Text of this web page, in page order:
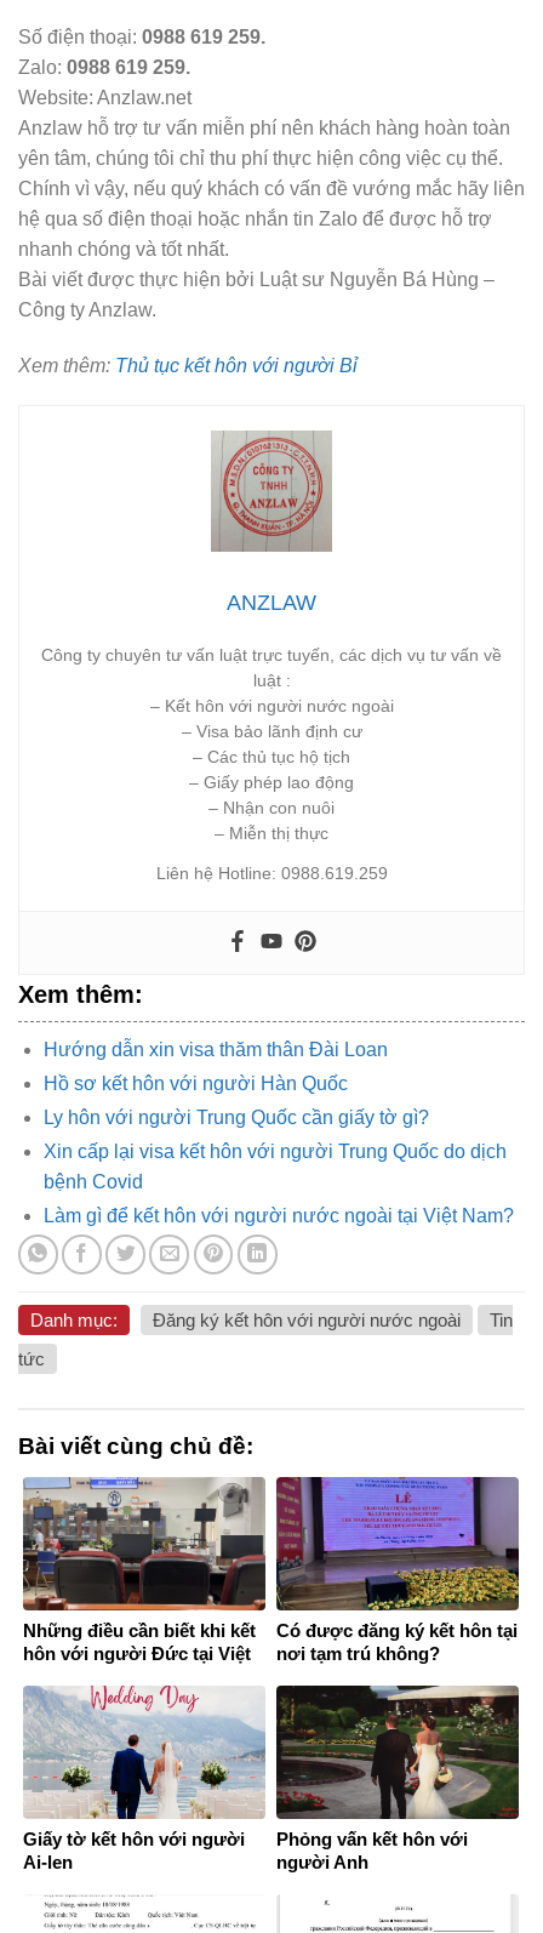
Số điện thoại: 0988 619 259.
Zalo: 0988 619 259.
Website: Anzlaw.net
Anzlaw hỗ trợ tư vấn miễn phí nên khách hàng hoàn toàn
yên tâm, chúng tôi chỉ thu phí thực hiện công việc cụ thể.
Chính vì vậy, nếu quý khách có vấn đề vướng mắc hãy liên
hệ qua số điện thoại hoặc nhắn tin Zalo để được hỗ trợ
nhanh chóng và tốt nhất.
Bài viết được thực hiện bởi Luật sư Nguyễn Bá Hùng –
Công ty Anzlaw.
Xem thêm: Thủ tục kết hôn với người Bỉ
ANZLAW
Công ty chuyên tư vấn luật trực tuyến, các dịch vụ tư vấn về
luật :
– Kết hôn với người nước ngoài
– Visa bảo lãnh định cư
– Các thủ tục hộ tịch
– Giấy phép lao động
– Nhận con nuôi
– Miễn thị thực
Liên hệ Hotline: 0988.619.259
Xem thêm:
Hướng dẫn xin visa thăm thân Đài Loan
Hồ sơ kết hôn với người Hàn Quốc
Ly hôn với người Trung Quốc cần giấy tờ gì?
Xin cấp lại visa kết hôn với người Trung Quốc do dịch
bệnh Covid
Làm gì để kết hôn với người nước ngoài tại Việt Nam?
Danh mục: Đăng ký kết hôn với người nước ngoài
Tin
tức
Bài viết cùng chủ đề:
Những điều cần biết khi kết
hôn với người Đức tại Việt
Có được đăng ký kết hôn tại
nơi tạm trú không?
Giấy tờ kết hôn với người
Ai-len
Phỏng vấn kết hôn với
người Anh